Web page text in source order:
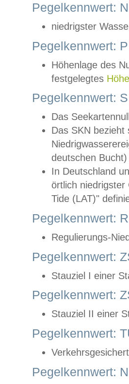
Pegelkennwert:
niedrigster
Pegelkennwert:
Höhenlage des
festgelegtes
Pegelkennwert:
Das
Das SKN
deutschen
In Deutschland
örtlich
Tide (LAT)"
Pegelkennwert:
Regulierungs-
Pegelkennwert:
Stauziel I einer
Pegelkennwert:
Stauziel II einer
Pegelkennwert:
Pegelkennwert: